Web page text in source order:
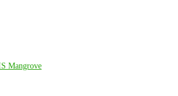
Mangrove